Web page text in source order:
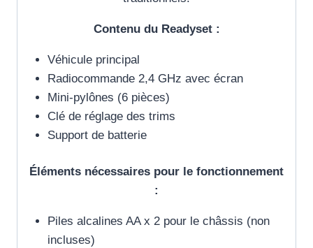
Contenu du Readyset :
Véhicule principal
Radiocommande 2,4 GHz avec écran
Mini-pylônes (6 pièces)
Clé de réglage des trims
Support de batterie
Éléments nécessaires pour le fonctionnement
:
Piles alcalines AA x 2 pour le châssis (non
incluses)